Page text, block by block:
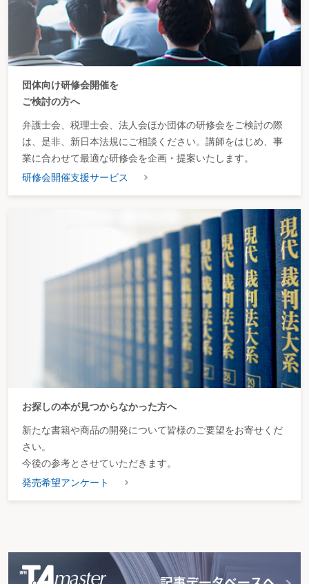
団体向け研修会開催を
ご検討の方へ
弁護士会、税理士会、法人会ほか団体の研修会をご検討の際
は、是非、新日本法規にご相談ください。講師をはじめ、事
業に合わせて最適な研修会を企画・提案いたします。
研修会開催支援サービス
お探しの本が見つからなかった方へ
新たな書籍や商品の開発について皆様のご要望をお寄せくだ
さい。
今後の参考とさせていただきます。
発売希望アンケート